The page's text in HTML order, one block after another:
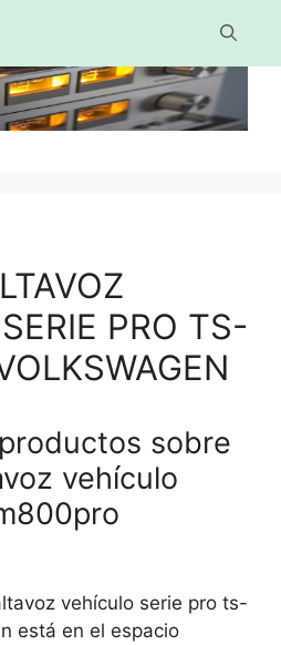
PRO TS-
sobre
vehículo
vehículo serie pro ts-
está en el espacio